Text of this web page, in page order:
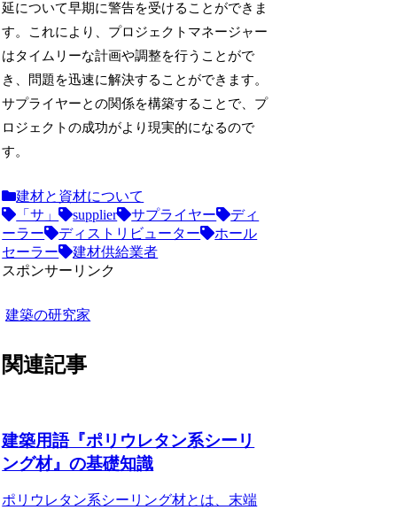
延について早期に警告を受けることができま
す。これにより、プロジェクトマネージャー
はタイムリーな計画や調整を行うことがで
き、問題を迅速に解決することができます。
サプライヤーとの関係を構築することで、プ
ロジェクトの成功がより現実的になるので
す。
建材と資材について
「サ」
supplier サプライヤー
ディ
ーラー
ディストリビューター
ホール
セーラー
建材供給業者
スポンサーリンク
建築の研究家
関連記事
建築用語『ポリウレタン系シーリ
ング材』の基礎知識
ポリウレタン系シーリング材とは、末端